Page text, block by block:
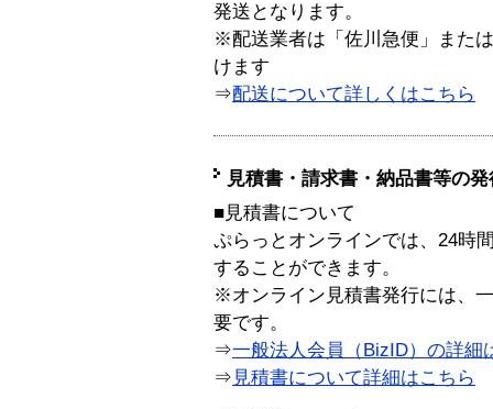
発送となります。
※配送業者は「佐川急便」また
けます
⇒配送について詳しくはこちら
見積書・請求書・納品書等の
■見積書について
ぷらっとオンラインでは、24時
することができます。
※オンライン見積書発行には、
要です。
⇒一般法人会員（BizID）の詳細
⇒ 見積書について詳細はこちら